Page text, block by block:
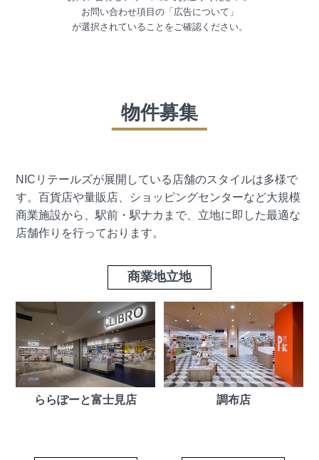
お問い合わせ項目の「広告について」
が選択されていることをご確認ください。
物件募集
NICリテールズが展開している店舗のスタイルは多様で
す。百貨店や量販店、ショッピングセンターなど大規模
商業施設から、駅前・駅ナカまで、立地に即した最適な
店舗作りを行っております。
商業地立地
ららぽーと富士見店 調布店